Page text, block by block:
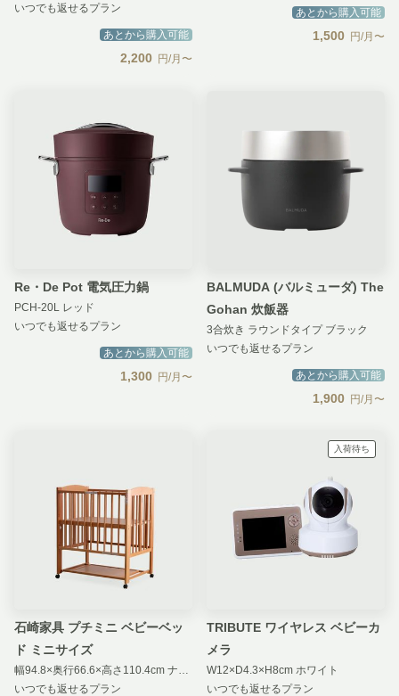
いつでも返せるプラン
あとから購入可能
2,200 円/月〜
あとから購入可能
1,500 円/月〜
Re・De Pot 電気圧力鍋
PCH-20L レッド
いつでも返せるプラン
あとから購入可能
1,300 円/月〜
BALMUDA (バルミューダ) The
Gohan 炊飯器
3合炊き ラウンドタイプ ブラック
いつでも返せるプラン
あとから購入可能
1,900 円/月〜
石崎家具 プチミニ ベビーベッ
ド ミニサイズ
いつでも返せるプラン
入荷待ち
TRIBUTE ワイヤレス ベビーカ
メラ
W12×D4.3×H8cm ホワイト
いつでも返せるプラン